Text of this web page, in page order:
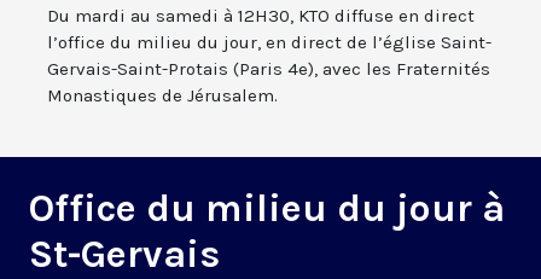
Du mardi au samedi à 12H30, KTO diffuse en direct
l’office du milieu du jour, en direct de l’église Saint-
Gervais-Saint-Protais (Paris 4e), avec les Fraternités
Monastiques de Jérusalem.
Office du milieu du jour à
St-Gervais